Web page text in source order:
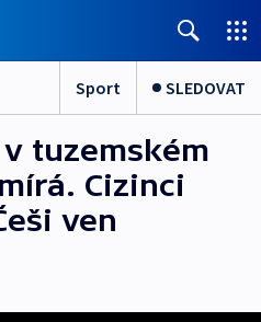
Sport SLEDOVAT
tuzemském
Cizinci
ven